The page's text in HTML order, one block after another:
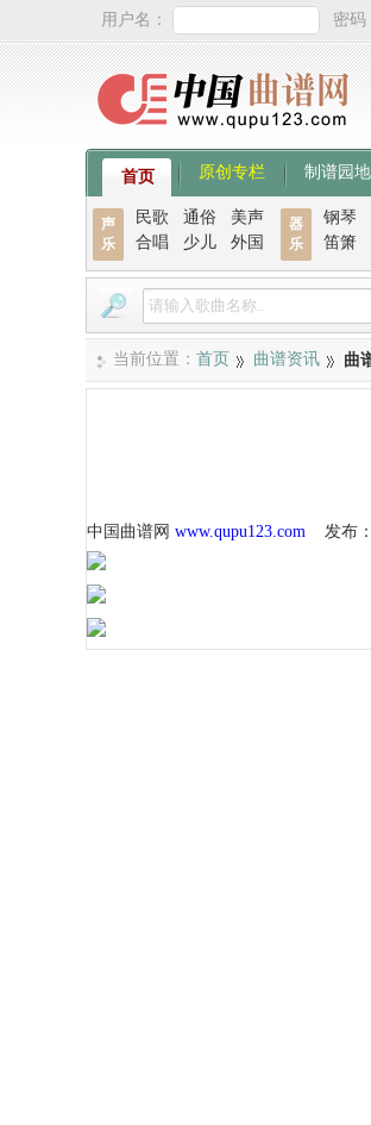
用户名： 密码
首页 原创专栏 制谱园地
声
乐
民歌 通俗
美声
合唱
少儿 外国
器
乐
钢琴
笛箫
当前位置： 首页 曲谱资讯 曲
中国曲谱网 www.qupu123.com 发布：